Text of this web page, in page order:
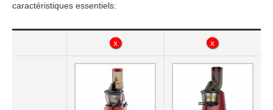
caractéristiques essentiels:
x
x
x
x